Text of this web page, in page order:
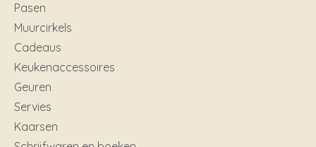
Pasen
Muurcirkels
Cadeaus
Keukenaccessoires
Geuren
Servies
Kaarsen